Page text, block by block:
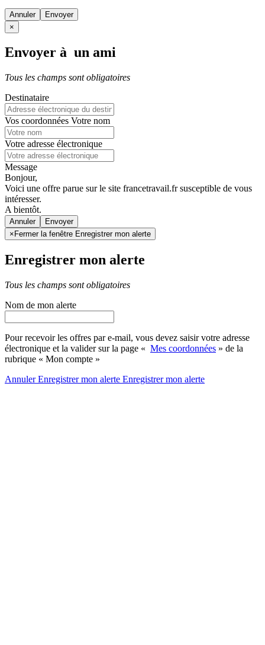
Annuler
×
Envoyer à un ami
Tous les champs sont obligatoires
Destinataire
Vos coordonnées Votre nom
Votre adresse électronique
Message
Bonjour,
Voici une offre parue sur le site francetravail.fr susceptible de vous
intéresser.
A bientôt.
Annuler
× Fermer la fenêtre Enregistrer mon alerte
Enregistrer mon alerte
Tous les champs sont obligatoires
Nom de mon alerte
Pour recevoir les offres par e-mail, vous devez saisir votre adresse
électronique et la valider sur la page « Mes coordonnées » de la
rubrique « Mon compte »
AnnulerEnregistrer mon alerte Enregistrermon alerte